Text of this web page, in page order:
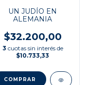
UN JUDÍO EN
ALEMANIA
$32.200,00
3 cuotas sin interés de
$10.733,33